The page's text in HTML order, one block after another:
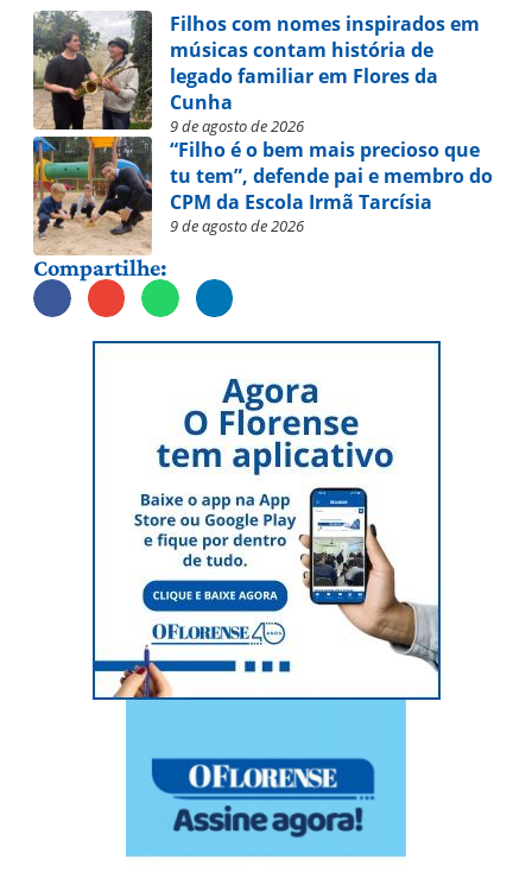
Filhos com nomes inspirados em
músicas contam história de
legado familiar em Flores da
Cunha
9 de agosto de 2026
“Filho é o bem mais precioso que
tu tem”, defende pai e membro do
CPM da Escola Irmã Tarcísia
9 de agosto de 2026
Compartilhe: